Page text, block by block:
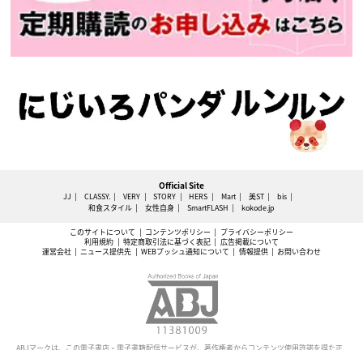
Official Site
JJ CLASSY. VERY STORY HERS Mart 美ST
bis
和食スタイル
女性自身 SmartFLASH kokode.jp
このサイトについて コンテンツポリシー
プライバシーポリシー
利用規約
特定商取引法に基づく表記
広告掲載について
運営会社
ニュース提供先 WEBプッシュ通知について 情報提供 お問い合わせ
ABJマークは、この電子書店・電子書籍配信サービスが、著作権者からコンテンツ使用許諾を得た正